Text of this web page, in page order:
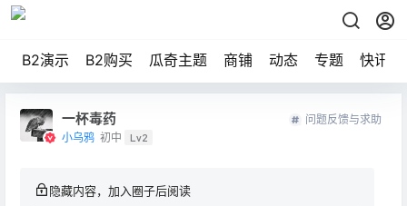
B2演示 B2购买 瓜奇主题 商铺 动态 专题 快讯
一杯毒药
小乌鸦 初中 Lv2
问题反馈与求助
隐藏内容，加入圈子后阅读